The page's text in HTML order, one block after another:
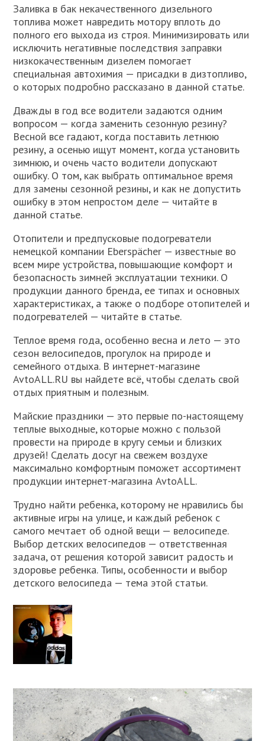
Заливка в бак некачественного дизельного
топлива может навредить мотору вплоть до
полного его выхода из строя. Минимизировать или
исключить негативные последствия заправки
низкокачественным дизелем помогает
специальная автохимия — присадки в дизтопливо,
о которых подробно рассказано в данной статье.
Дважды в год все водители задаются одним
вопросом — когда заменить сезонную резину?
Весной все гадают, когда поставить летнюю
резину, а осенью ищут момент, когда установить
зимнюю, и очень часто водители допускают
ошибку. О том, как выбрать оптимальное время
для замены сезонной резины, и как не допустить
ошибку в этом непростом деле — читайте в
данной статье.
Отопители и предпусковые подогреватели
немецкой компании Eberspächer — известные во
всем мире устройства, повышающие комфорт и
безопасность зимней эксплуатации техники. О
продукции данного бренда, ее типах и основных
характеристиках, а также о подборе отопителей и
подогревателей — читайте в статье.
Теплое время года, особенно весна и лето — это
сезон велосипедов, прогулок на природе и
семейного отдыха. В интернет-магазине
AvtoALL.RU вы найдете всё, чтобы сделать свой
отдых приятным и полезным.
Майские праздники — это первые по-настоящему
теплые выходные, которые можно с пользой
провести на природе в кругу семьи и близких
друзей! Сделать досуг на свежем воздухе
максимально комфортным поможет ассортимент
продукции интернет-магазина AvtoALL.
Трудно найти ребенка, которому не нравились бы
активные игры на улице, и каждый ребенок с
самого мечтает об одной вещи — велосипеде.
Выбор детских велосипедов — ответственная
задача, от решения которой зависит радость и
здоровье ребенка. Типы, особенности и выбор
детского велосипеда — тема этой статьи.